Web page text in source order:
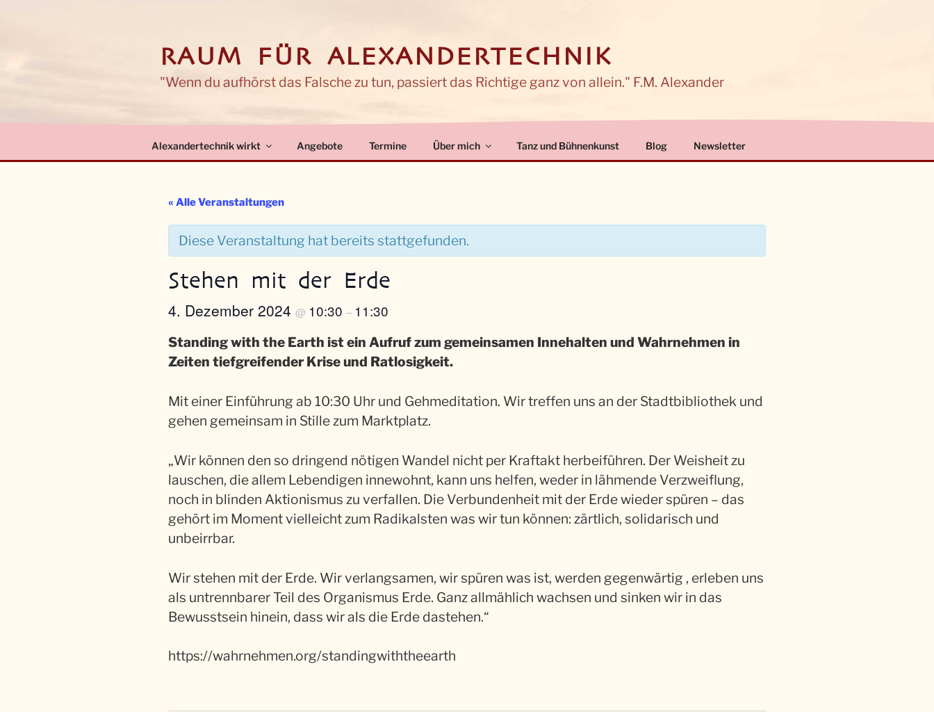
RAUM FÜR ALEXANDERTECHNIK
"Wenn du aufhörst das Falsche zu tun, passiert das Richtige ganz von allein." F.M. Alexander
Alexandertechnik wirkt Angebote Termine Über mich Tanz und Bühnenkunst Blog Newsletter
« Alle Veranstaltungen
Diese Veranstaltung hat bereits stattgefunden.
Stehen mit der Erde
4. Dezember 2024 @ 10:30 – 11:30
Standing with the Earth ist ein Aufruf zum gemeinsamen Innehalten und Wahrnehmen in
Zeiten tiefgrei­fender Krise und Ratlosigkeit.
Mit einer Einführung ab 10:30 Uhr und Gehmeditation. Wir treffen uns an der Stadtbibliothek und
gehen gemeinsam in Stille zum Marktplatz.
„Wir können den so dringend nötigen Wandel nicht per Kraftakt herbei­führen. Der Weisheit zu
lauschen, die allem Lebendigen innewohnt, kann uns helfen, weder in lähmende Verzweiflung,
noch in blinden Aktionismus zu verfallen. Die Verbun­denheit mit der Erde wieder spüren – das
gehört im Moment vielleicht zum Radikalsten was wir tun können: zärtlich, solidarisch und
unbeirrbar.
Wir stehen mit der Erde. Wir verlangsamen, wir spüren was ist, werden gegenwärtig , erleben uns
als untrennbarer Teil des Organismus Erde. Ganz allmählich wachsen und sinken wir in das
Bewusstsein hinein, dass wir als die Erde dastehen.“
https://wahrnehmen.org/standingwiththeearth